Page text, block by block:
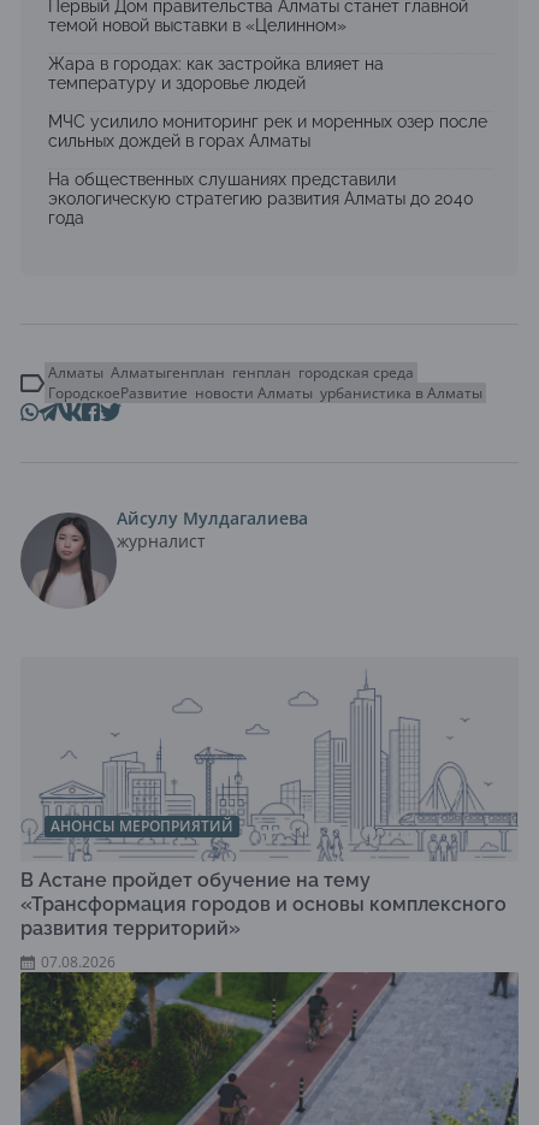
Первый Дом правительства Алматы станет главной
темой новой выставки в «Целинном»
Жара в городах: как застройка влияет на
температуру и здоровье людей
МЧС усилило мониторинг рек и моренных озер после
сильных дождей в горах Алматы
На общественных слушаниях представили
экологическую стратегию развития Алматы до 2040
года
Алматы Алматыгенплан генплан городская среда
ГородскоеРазвитие новости Алматы урбанистика в Алматы
Айсулу Мулдагалиева
журналист
АНОНСЫ МЕРОПРИЯТИЙ
В Астане пройдет обучение на тему
«Трансформация городов и основы комплексного
развития территорий»
07.08.2026